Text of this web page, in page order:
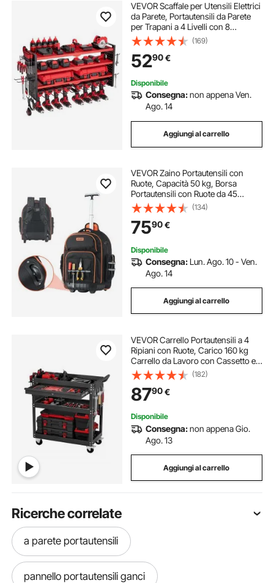
VEVOR Scaffale per Utensili Elettrici
da Parete, Portautensili da Parete
per Trapani a 4 Livelli con 8
Supporti per Trapano, Portaoggetti
con Pannelli Forati Laterali, per
Utensili da Garage Officina
(169)
5290€
Disponibile
Consegna:non appena Ven.
Ago. 14
Aggiungi al carrello
VEVOR Zaino Portautensili con
Ruote, Capacità 50 kg, Borsa
Portautensili con Ruote da 45
Tasche, Maniglia Telescopica
Regolabile e Base Stabile,
Organizzatore per Borse per
Edilizia, Meccanico
(134)
7590€
Disponibile
Consegna: Lun. Ago. 10 - Ven.
Ago. 14
Aggiungi al carrello
VEVOR Carrello Portautensili a 4
Ripiani con Ruote, Carico 160 kg
Carrello da Lavoro con Cassetto e
Pannello Forato, Organizzatore per
Utensili Meccanici con Sistema di
Bloccaggio per Garage, Nero
(182)
8790€
Disponibile
Consegna:non appena Gio.
Ago. 13
Aggiungi al carrello
Ricerche correlate
a parete portautensili
pannello portautensili ganci